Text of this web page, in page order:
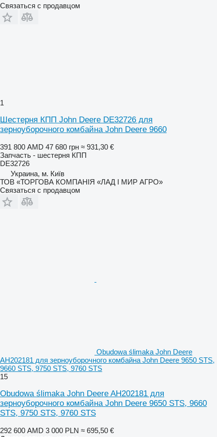
Связаться с продавцом
1
Шестерня КПП John Deere DE32726 для
зерноуборочного комбайна John Deere 9660
391 800 AMD 47 680 грн ≈ 931,30 €
Запчасть - шестерня КПП
DE32726
Украина, м. Київ
ТОВ «ТОРГОВА КОМПАНІЯ «ЛАД І МИР АГРО»
Связаться с продавцом
Obudowa ślimaka John Deere
AH202181 для зерноуборочного комбайна John Deere 9650 STS,
9660 STS, 9750 STS, 9760 STS
15
Obudowa ślimaka John Deere AH202181 для
зерноуборочного комбайна John Deere 9650 STS, 9660
STS, 9750 STS, 9760 STS
292 600 AMD 3 000 PLN ≈ 695,50 €